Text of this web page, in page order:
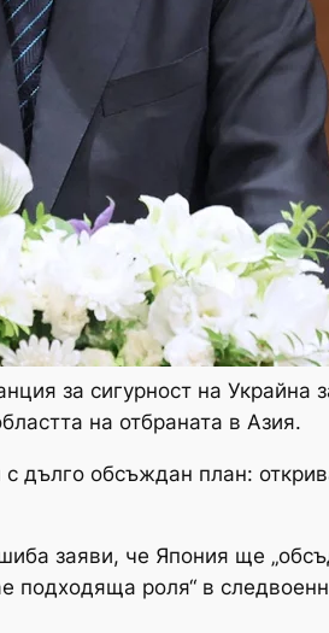
за сигурност на Украйна
на отбраната в Азия.
дълго обсъждан план:
заяви, че Япония ще
роля“ в